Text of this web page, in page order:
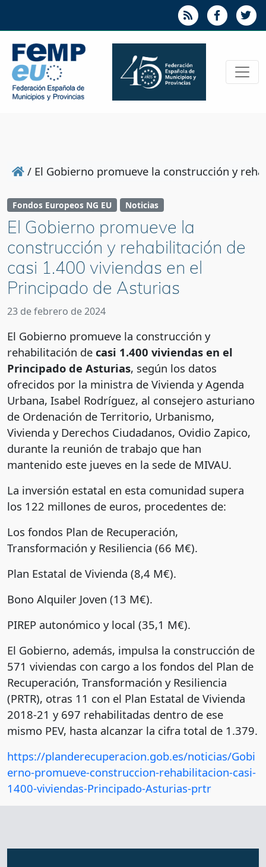
/ El Gobierno promueve la construcción y
Fondos Europeos NG EU Noticias
El Gobierno promueve la
construcción y rehabilitación de
casi 1.400 viviendas en el
Principado de Asturias
23 de febrero de 2024
El Gobierno promueve la construcción y
rehabilitación de casi 1.400 viviendas en el
Principado de Asturias, según los datos
ofrecidos por la ministra de Vivienda y Agenda
Urbana, Isabel Rodríguez, al consejero asturiano
de Ordenación de Territorio, Urbanismo,
Vivienda y Derechos Ciudadanos, Ovidio Zapico,
durante la reunión de trabajo que han
mantenido este jueves en la sede de MIVAU.
La inversión estatal en esta comunidad supera
los 122 millones de euros, procedentes de:
Los fondos Plan de Recuperación,
Transformación y Resiliencia (66 M€).
Plan Estatal de Vivienda (8,4 M€).
Bono Alquiler Joven (13 M€).
PIREP autonómico y local (35,1 M€).
El Gobierno, además, impulsa la construcción de
571 viviendas con cargo a los fondos del Plan de
Recuperación, Transformación y Resiliencia
(PRTR), otras 11 con el Plan Estatal de Vivienda
2018-21 y 697 rehabilitadas dentro de ese
mismo PEV, hasta alcanzar la cifra total de 1.379.
https://planderecuperacion.gob.es/noticias/Gobi
erno-promueve-construccion-rehabilitacion-casi-
1400-viviendas-Principado-Asturias-prtr